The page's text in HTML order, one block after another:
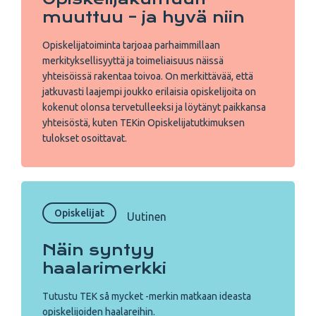
muuttuu – ja hyvä niin
Opiskelijatoiminta tarjoaa parhaimmillaan
merkityksellisyyttä ja toimeliaisuus näissä
yhteisöissä rakentaa toivoa. On merkittävää, että
jatkuvasti laajempi joukko erilaisia opiskelijoita on
kokenut olonsa tervetulleeksi ja löytänyt paikkansa
yhteisöstä, kuten TEKin Opiskelijatutkimuksen
tulokset osoittavat.
Opiskelijat Uutinen
Näin syntyy
haalarimerkki
Tutustu TEK så mycket -merkin matkaan ideasta
opiskelijoiden haalareihin.